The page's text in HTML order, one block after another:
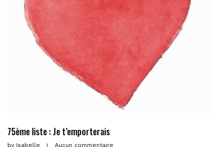
75ème liste : Je t’emporterais
by Isabelle Aucun commentaire